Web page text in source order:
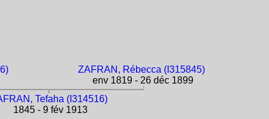
ZAFRAN, Rébecca (I315845)
env 1819 - 26 déc 1899
Tefaha (I314516)
1845 - 9 fév 1913